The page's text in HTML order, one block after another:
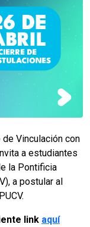
Vinculación con
a estudiantes
la Pontificia
a postular al
link aquí